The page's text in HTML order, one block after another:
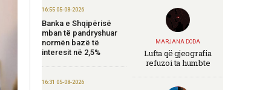
16:55 05-08-2026
Banka e Shqipërisë
mban të pandryshuar
normën bazë të
interesit në 2,5%
16:31 05-08-2026
MARJANA DODA
Lufta që gjeografia
refuzoi ta humbte